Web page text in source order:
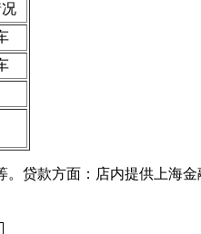
贷款方面：店内提供上海